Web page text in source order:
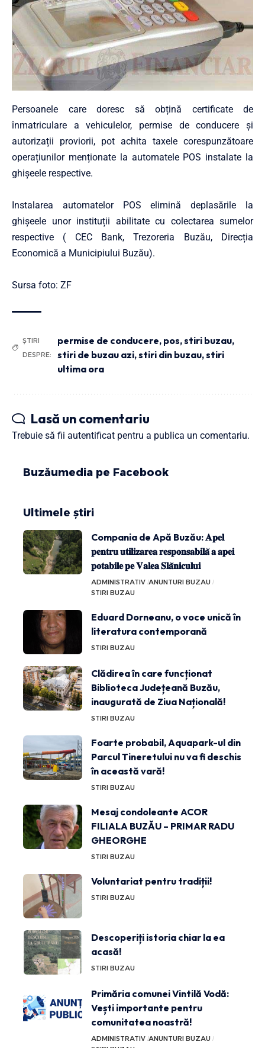
Persoanele care doresc să obțină certificate de
înmatriculare a vehiculelor, permise de conducere și
autorizații proviorii, pot achita taxele corespunzătoare
operațiunilor menționate la automatele POS instalate la
ghișeele respective.
Instalarea automatelor POS elimină deplasările la
ghișeele unor instituții abilitate cu colectarea sumelor
respective ( CEC Bank, Trezoreria Buzău, Direcția
Economică a Municipiului Buzău).
Sursa foto: ZF
ȘTIRI
DESPRE:
permise de conducere, pos,stiri buzau,
stiri de buzau azi,stiri din buzau,stiri
ultima ora
Lasă un comentariu
Trebuie să fii autentificat pentru a publica un comentariu.
Buzăumedia pe Facebook
Ultimele știri
Compania de Apă Buzău: 𝐀𝐩𝐞𝐥
𝐩𝐞𝐧𝐭𝐫𝐮 𝐮𝐭𝐢𝐥𝐢𝐳𝐚𝐫𝐞𝐚 𝐫𝐞𝐬𝐩𝐨𝐧𝐬𝐚𝐛𝐢𝐥𝐚̆ 𝐚 𝐚𝐩𝐞𝐢
𝐩𝐨𝐭𝐚𝐛𝐢𝐥𝐞 𝐩𝐞 𝐕𝐚𝐥𝐞𝐚 𝐒𝐥𝐚̆𝐧𝐢𝐜𝐮𝐥𝐮𝐢
ADMINISTRATIV ANUNTURI BUZAU
STIRI BUZAU
Eduard Dorneanu, o voce unică în
literatura contemporană
STIRI BUZAU
Clădirea în care funcționat
Biblioteca Județeană Buzău,
inaugurată de Ziua Națională!
STIRI BUZAU
Foarte probabil, Aquapark-ul din
Parcul Tineretului nu va fi deschis
în această vară!
STIRI BUZAU
Mesaj condoleante ACOR
FILIALA BUZĂU – PRIMAR RADU
GHEORGHE
STIRI BUZAU
Voluntariat pentru tradiții!
STIRI BUZAU
Descoperiți istoria chiar la ea
acasă!
STIRI BUZAU
Primăria comunei Vintilă Vodă:
Vești importante pentru
comunitatea noastră!
ADMINISTRATIV ANUNTURI BUZAU